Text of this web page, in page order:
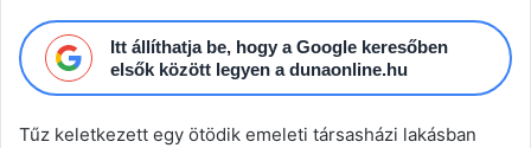
Itt állíthatja be, hogy a Google keresőben
elsők között legyen a dunaonline.hu
Tűz keletkezett egy ötödik emeleti társasházi lakásban